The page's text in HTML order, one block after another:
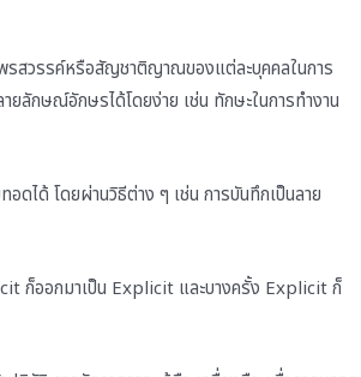
สวรรค์หรือสัญชาติญาณของแต่ละบุคคลในการ
ยลักษณ์อักษรได้โดยง่าย เช่น ทักษะในการทำงาน
ได้ โดยผ่านวิธีต่าง ๆ เช่น การบันทึกเป็นลาย
ก็ออกมาเป็น Explicit และบางครั้ง Explicit ก็